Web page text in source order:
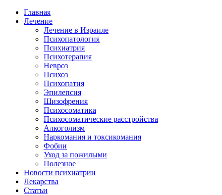
Главная
Лечение
Лечение в Израиле
Психопатология
Психиатрия
Психотерапия
Невроз
Психоз
Психопатия
Эпилепсия
Шизофрения
Психосоматика
Психосоматические расстройства
Алкоголизм
Наркомания и токсикомания
Фобии
Уход за пожилыми
Полезное
Новости психиатрии
Лекарства
Статьи